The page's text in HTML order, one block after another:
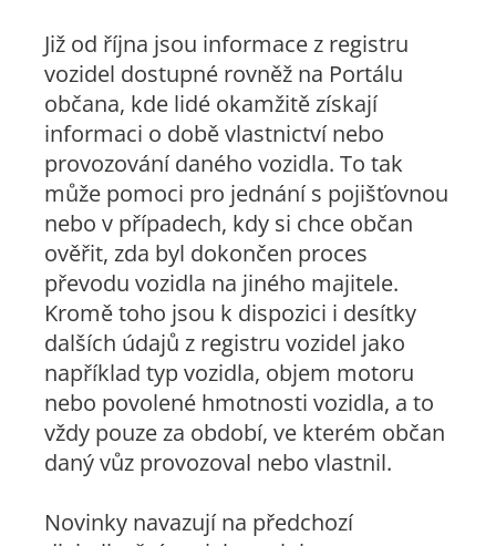
Již od října jsou informace z registru
vozidel dostupné rovněž na Portálu
občana, kde lidé okamžitě získají
informaci o době vlastnictví nebo
provozování daného vozidla. To tak
může pomoci pro jednání s pojišťovnou
nebo v případech, kdy si chce občan
ověřit, zda byl dokončen proces
převodu vozidla na jiného majitele.
Kromě toho jsou k dispozici i desítky
dalších údajů z registru vozidel jako
například typ vozidla, objem motoru
nebo povolené hmotnosti vozidla, a to
vždy pouze za období, ve kterém občan
daný vůz provozoval nebo vlastnil.
Novinky navazují na předchozí